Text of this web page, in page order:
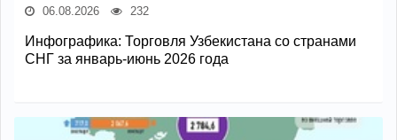
06.08.2026 232
Инфографика: Торговля Узбекистана со странами
СНГ за январь-июнь 2026 года